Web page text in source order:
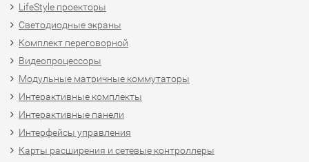
LifeStyle проекторы
Светодиодные экраны
Комплект переговорной
Видеопроцессоры
Модульные матричные коммутаторы
Интерактивные комплекты
Интерактивные панели
Интерфейсы управления
Карты расширения и сетевые контроллеры